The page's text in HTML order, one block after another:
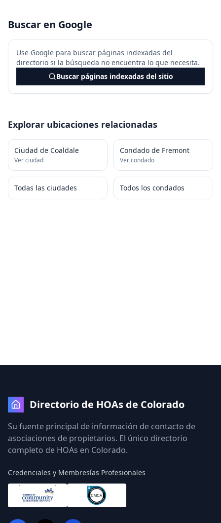
Buscar en Google
Use Google para buscar páginas indexadas del
directorio si la búsqueda no encuentra lo que necesita.
Buscar páginas indexadas del sitio
Explorar ubicaciones relacionadas
Ciudad de Coaldale
Ver ciudad
Condado de Fremont
Ver condado
Todas las ciudades Todos los condados
Directorio de HOAs de Colorado
Su fuente principal de información de contacto de
asociaciones de propietarios. El único directorio
completo de HOAs en Colorado.
Credenciales y Membresías Profesionales